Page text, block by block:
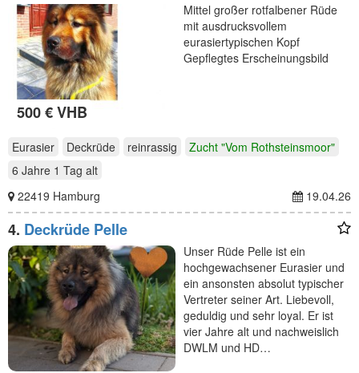
500 € VHB
Mittel großer rotfalbener Rüde
mit ausdrucksvollem
eurasiertypischen Kopf
Gepflegtes Erscheinungsbild
Eurasier Deckrüde reinrassig
Zucht "Vom Rothsteinsmoor"
6 Jahre 1 Tag alt
22419 Hamburg
19.04.26
4. Deckrüde Pelle
Unser Rüde Pelle ist ein
hochgewachsener Eurasier und
ein ansonsten absolut typischer
Vertreter seiner Art. Liebevoll,
geduldig und sehr loyal. Er ist
vier Jahre alt und nachweislich
DWLM und HD…